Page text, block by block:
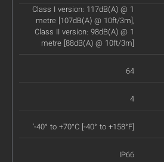
Class I version: 117dB(A) @ 1
metre [107dB(A) @ 10ft/3m],
Class II version: 98dB(A) @ 1
metre [88dB(A) @ 10ft/3m]
64
4
'-40° to +70°C [-40° to +158°F]
IP66